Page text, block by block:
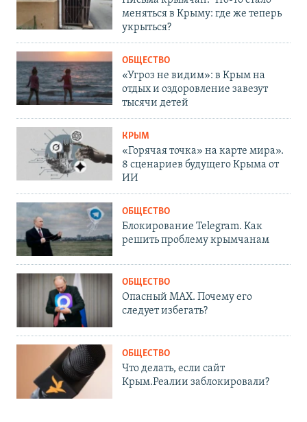
меняться в Крыму: где же теперь
укрыться?
ОБЩЕСТВО
«Угроз не видим»: в Крым на
отдых и оздоровление завезут
тысячи детей
КРЫМ
«Горячая точка» на карте мира».
8 сценариев будущего Крыма от
ИИ
ОБЩЕСТВО
Блокирование Telegram. Как
решить проблему крымчанам
ОБЩЕСТВО
Опасный MAX. Почему его
следует избегать?
ОБЩЕСТВО
Что делать, если сайт
Крым.Реалии заблокировали?